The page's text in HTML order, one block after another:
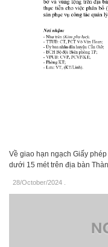
Về giao hạn ngạch Giấy
dưới 15 mét trên địa bàn
28/October/2024